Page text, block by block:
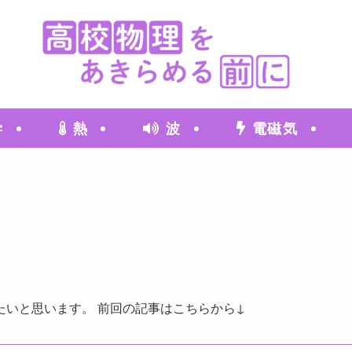
熱 波 電磁気
と思います。 前回の記事はこちらから↓